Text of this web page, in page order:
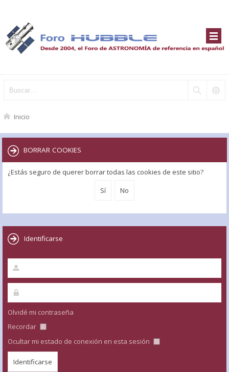
Inicio
BORRAR COOKIES
¿Estás seguro de querer borrar todas las cookies de este sitio?
Identificarse
Olvidé mi contraseña
Recordar
Ocultar mi estado de conexión en esta sesión